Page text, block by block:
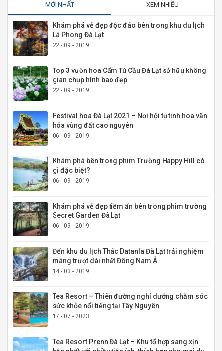
MỚI NHẤT XEM NHIỀU
Khám phá vẻ đẹp độc đáo bên trong khu du lịch
Lá Phong Đà Lạt
22 - 09 - 2019
Top 3 vườn hoa Cẩm Tú Cầu Đà Lạt sở hữu không
gian chụp hình bao đẹp
22 - 09 - 2019
Festival hoa Đà Lạt 2021 – Nơi hội tụ tinh hoa văn
hóa vùng đất cao nguyên
06 - 09 - 2019
Khám phá bên trong phim Trường Happy Hill có
gì đặc biệt?
06 - 09 - 2019
Khám phá vẻ đẹp tiềm ẩn bên trong phim trường
Secret Garden Đà Lạt
06 - 09 - 2019
Đến khu du lịch Thác Datanla Đà Lạt trải nghiệm
máng trượt dài nhất Đông Nam Á
14 - 03 - 2019
Tea Resort – Thiên đường nghỉ dưỡng chăm sóc
sức khỏe nổi tiếng tại Tây Nguyên
17 - 07 - 2023
Tea Resort Prenn Đà Lạt – Khu tổ hợp sang xịn